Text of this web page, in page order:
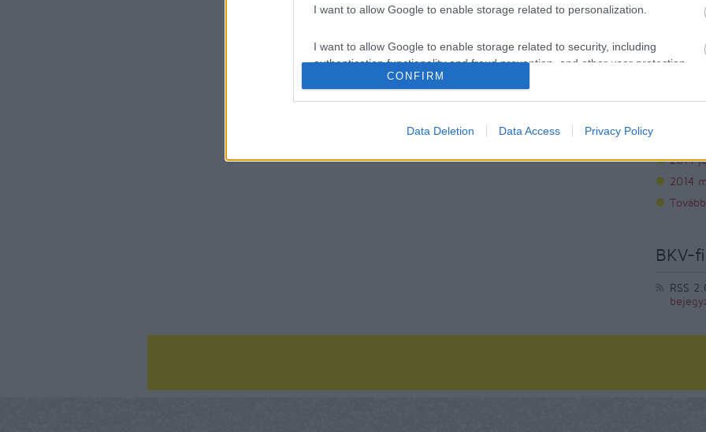
I want to allow Google to enable storage related to personalization.
I want to allow Google to enable storage related to security, including
authentication functionality and fraud prevention, and other user protection.
CONFIRM
Data Deletion Data Access Privacy Policy
2015
2014
2014
2014
Tovább
BKV-
RSS